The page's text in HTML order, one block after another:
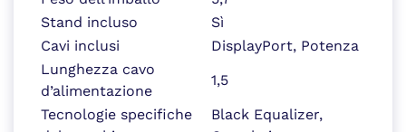
Stand incluso
Sì
Cavi inclusi
DisplayPort, Potenza
Lunghezza cavo
d’alimentazione
1,5
Tecnologie specifiche
Black Equalizer,